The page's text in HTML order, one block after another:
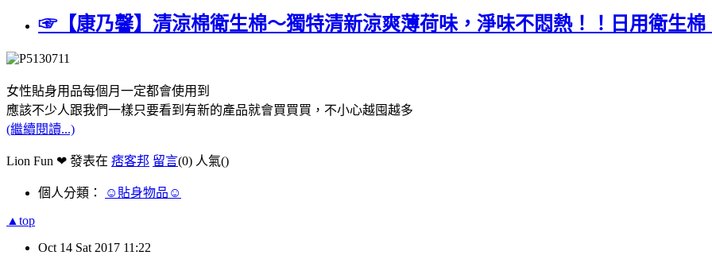
☞【康乃馨】清涼棉衛生棉～獨特清新涼爽薄荷味，淨味不悶熱！！日用衛生棉
女性貼身用品每個月一定都會使用到
應該不少人跟我們一樣只要看到有新的產品就會買買買，不小心越囤越多
(繼續閱讀...)
Lion Fun ❤ 發表在 痞客邦 留言(0) 人氣()
個人分類： ☺貼身物品☺
▲top
Oct 14 Sat 2017 11:22